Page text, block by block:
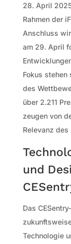
28. April
Rahmen der
Anschluss
am 29. April
Fokus stehen
des
über 2.211
zeugen von
Relevanz des
und
Das
Technologie